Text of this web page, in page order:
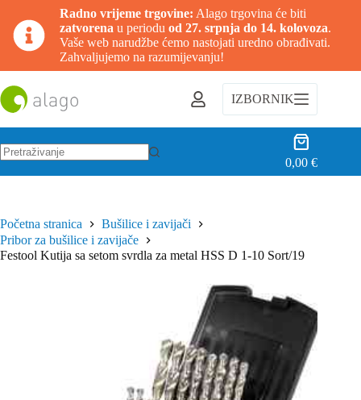
Radno vrijeme trgovine: Alago trgovina će biti
zatvorena u periodu od 27. srpnja do 14. kolovoza.
Vaše web narudžbe ćemo nastojati uredno obrađivati.
Zahvaljujemo na razumijevanju!
na
sadržaj
IZBORNIK
Košarica
0,00€
Početna stranica
Bušilice i zavijači
Pribor za bušilice i zavijače
Festool Kutija sa setom svrdla za metal HSS D 1-10 Sort/19